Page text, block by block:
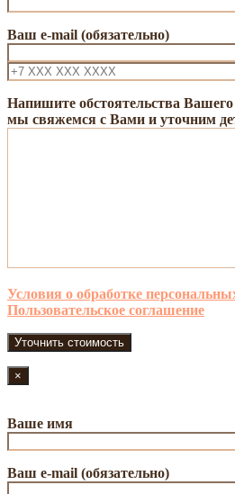
Ваш e-mail (обязательно)
Напишите обстоятельства Вашего
мы свяжемся с Вами и уточним
Условия о обработке
Пользовательское соглашение
×
Ваше имя
Ваш e-mail (обязательно)